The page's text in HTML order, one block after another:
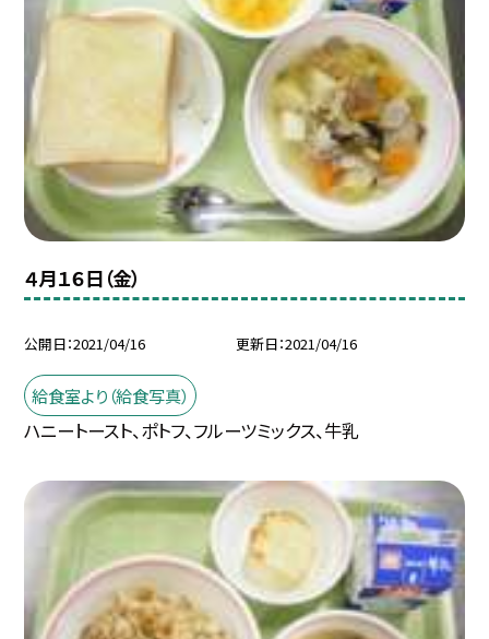
４月１６日（金）
公開日 2021/04/16 更新日 2021/04/16
給食室より（給食写真）
ハニートースト、ポトフ、フルーツミックス、牛乳